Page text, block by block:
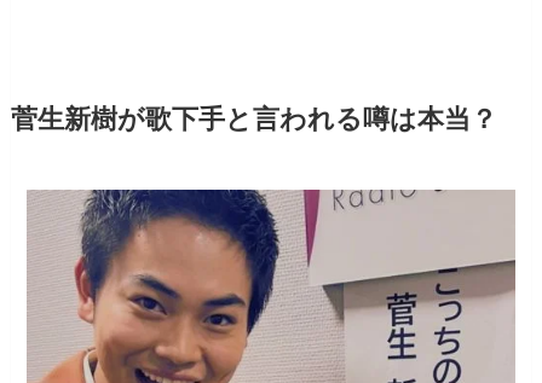
菅生新樹が歌下手と言われる噂は本当？